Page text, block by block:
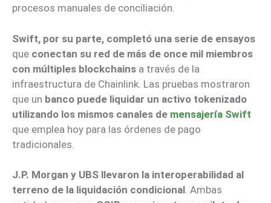
procesos manuales de conciliación.
Swift, por su parte, completó una serie de ensayos
que conectan su red de más de once mil miembros
con múltiples blockchains a través de la
infraestructura de Chainlink. Las pruebas mostraron
que un banco puede liquidar un activo tokenizado
utilizando los mismos canales de mensajería Swift
que emplea hoy para las órdenes de pago
tradicionales.
J.P. Morgan y UBS llevaron la interoperabilidad al
terreno de la liquidación condicional. Ambas